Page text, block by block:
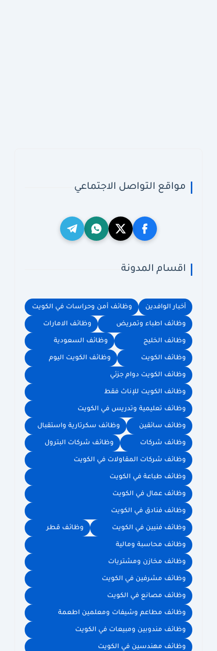
مواقع التواصل الاجتماعي
اقسام المدونة
أخبار الوافدين وظائف أمن وحراسات في الكويت
وظائف اطباء وتمريض وظائف الامارات
وظائف الخليج وظائف السعودية
وظائف الكويت وظائف الكويت اليوم
وظائف الكويت دوام جزئي
وظائف الكويت للإناث فقط
وظائف تعليمية وتدريس في الكويت
وظائف سائقين وظائف سكرتارية واستقبال
وظائف شركات وظائف شركات البترول
وظائف شركات المقاولات في الكويت
وظائف طباعة في الكويت
وظائف عمال في الكويت
وظائف فنادق في الكويت
وظائف فنيين في الكويت وظائف قطر
وظائف محاسبة ومالية
وظائف مخازن ومشتريات
وظائف مشرفين في الكويت
وظائف مصانع في الكويت
وظائف مطاعم وشيفات ومعلمين اطعمة
وظائف مندوبين ومبيعات في الكويت
وظائف مهندسين في الكويت